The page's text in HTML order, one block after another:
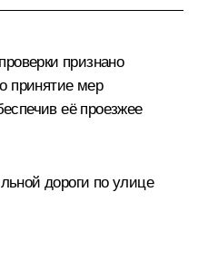
признано
принятие мер
её проезжее
дороги по улице